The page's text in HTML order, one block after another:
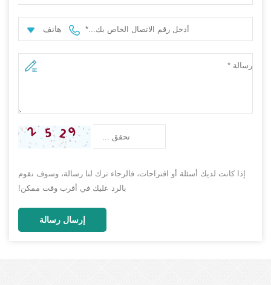
بطارية Lifepo4 البطارية الشمسية للنظام الشمسي المنزلي
هاتف
إذا كانت لديك أسئلة أو اقتراحات، فالرجاء ترك لنا رسالة، وسوف نقوم
بالرد عليك في أقرب وقت ممكن!
إرسال رسالة